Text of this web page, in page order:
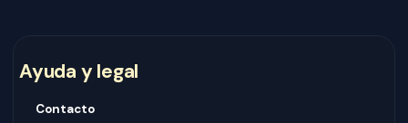
Ayuda y legal
Contacto